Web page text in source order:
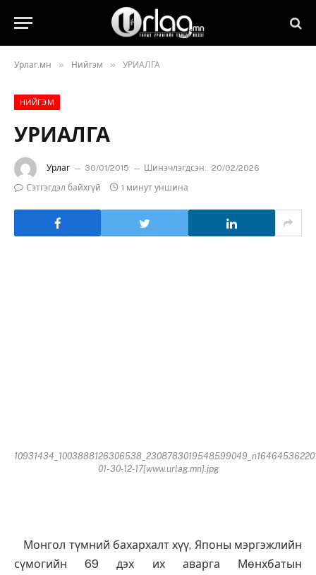
Урлаг.мн » Нийгэм » УРИАЛГА
НИЙГЭМ
УРИАЛГА
Урлаг 30/01/2015 Шинэчлэгдсэн: 20/02/2026
Сэтгэгдэл байхгүй
1 минут уншина
01-30-12-17[www.urlag.mn].jpg
Монгол түмний бахархалт хүү, Японы мэргэжлийн
сүмогийн 69 дэх их аварга Мөнхбатын